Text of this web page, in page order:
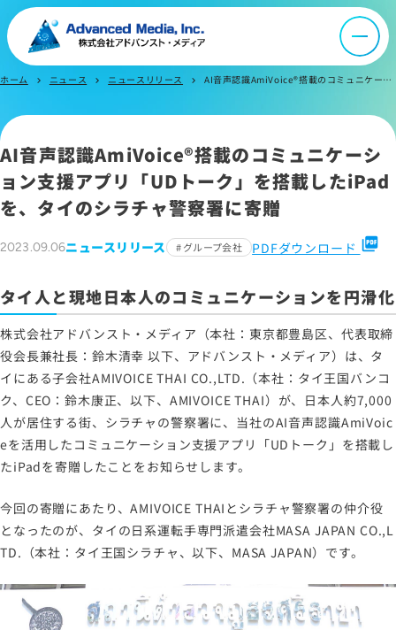
ニュース
採用情報
よくあるご質問
お問い合わせ
サイトマップ
サイトのご利用について
ソーシャルメディアポリシー
プライバシーポリシー
情報セキュリティポリシー
労働者派遣事業に関わる情報
メールマガジン
ホーム chevron_right ニュース chevron_right ニュースリリース chevron_right AI音声認識AmiVoice®搭載のコミュニケーション支援アプリ 「UDトーク」を搭載したiPadを、タイのシラチャ警察署に寄贈
AI音声認識AmiVoice®搭載のコミュニケーシ
ョン支援アプリ「UDトーク」を搭載したiPad
を、タイのシラチャ警察署に寄贈
2023.09.06ニュースリリース グループ会社 PDFダウンロード picture_as_pdf
タイ人と現地日本人のコミュニケーションを円滑化
株式会社アドバンスト・メディア（本社：東京都豊島区、代表取締
役会長兼社長：鈴木清幸 以下、アドバンスト・メディア）は、タ
イにある子会社AMIVOICE THAI CO.,LTD.（本社：タイ王国バンコ
ク、CEO：鈴木康正、以下、AMIVOICE THAI）が、日本人約7,000
人が居住する街、シラチャの警察署に、当社のAI音声認識AmiVoic
eを活用したコミュニケーション支援アプリ「UDトーク」を搭載し
たiPadを寄贈したことをお知らせします。
今回の寄贈にあたり、AMIVOICE THAIとシラチャ警察署の仲介役
となったのが、タイの日系運転手専門派遣会社MASA JAPAN CO.,L
TD.（本社：タイ王国シラチャ、以下、MASA JAPAN）です。